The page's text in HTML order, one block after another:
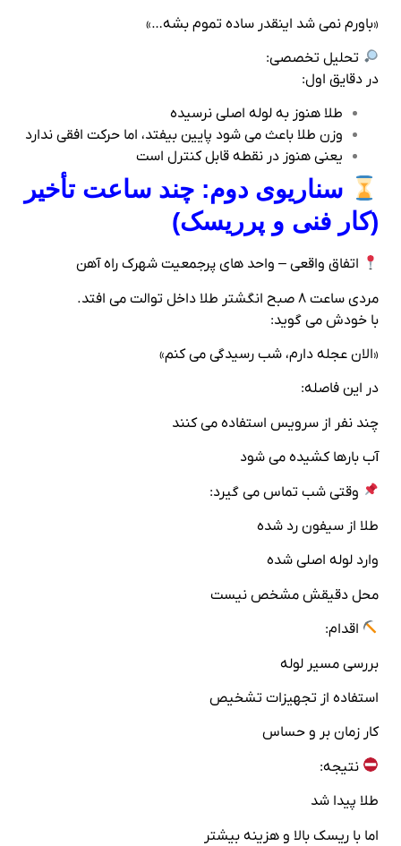
«باورم نمی‌ شد اینقدر ساده تموم بشه…»
تحلیل تخصصی:
در دقایق اول:
طلا هنوز به لوله اصلی نرسیده
وزن طلا باعث می‌ شود پایین بیفتد، اما حرکت افقی ندارد
یعنی هنوز در نقطه قابل کنترل است
سناریوی دوم: چند ساعت تأخیر
(کار فنی و پرریسک)
اتفاق واقعی – واحد های پرجمعیت شهرک راه‌ آهن
مردی ساعت ۸ صبح انگشتر طلا داخل توالت می‌ افتد.
با خودش می‌ گوید:
«الان عجله دارم، شب رسیدگی می‌ کنم»
در این فاصله:
چند نفر از سرویس استفاده می‌ کنند
آب بارها کشیده می‌ شود
وقتی شب تماس می‌ گیرد:
طلا از سیفون رد شده
وارد لوله اصلی شده
محل دقیقش مشخص نیست
اقدام:
بررسی مسیر لوله
استفاده از تجهیزات تشخیص
کار زمان‌ بر و حساس
نتیجه:
طلا پیدا شد
اما با ریسک بالا و هزینه بیشتر